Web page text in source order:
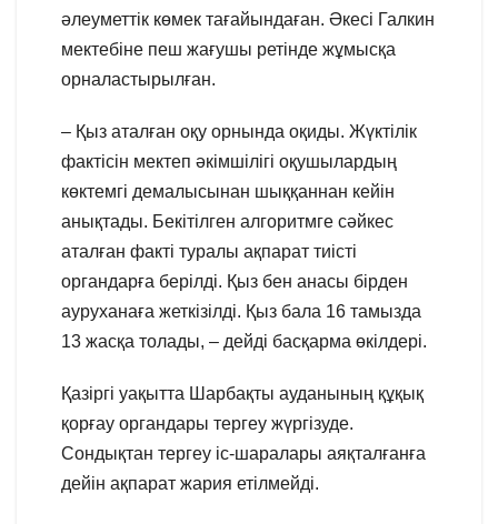
әлеуметтік көмек тағайындаған. Әкесі Галкин
мектебіне пеш жағушы ретінде жұмысқа
орналастырылған.
– Қыз аталған оқу орнында оқиды. Жүктілік
фактісін мектеп әкімшілігі оқушылардың
көктемгі демалысынан шыққаннан кейін
анықтады. Бекітілген алгоритмге сәйкес
аталған факті туралы ақпарат тиісті
органдарға берілді. Қыз бен анасы бірден
ауруханаға жеткізілді. Қыз бала 16 тамызда
13 жасқа толады, – дейді басқарма өкілдері.
Қазіргі уақытта Шарбақты ауданының құқық
қорғау органдары тергеу жүргізуде.
Сондықтан тергеу іс-шаралары аяқталғанға
дейін ақпарат жария етілмейді.